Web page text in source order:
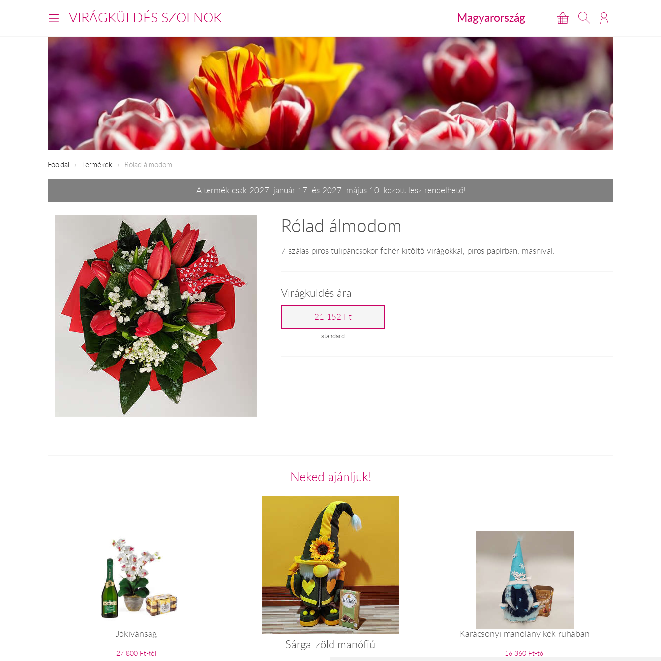
VIRÁGKÜLDÉS SZOLNOK Magyarország
Főoldal Termékek Rólad álmodom
A termék csak 2027. január 17. és 2027. május 10. között lesz rendelhető!
Rólad álmodom
7 szálas piros tulipáncsokor fehér kitöltő virágokkal, piros papírban, masnival.
Virágküldés ára
21 152 Ft
standard
Neked ajánljuk!
Jókívánság
27 800 Ft-tól
Sárga-zöld manófiú
Karácsonyi manólány kék ruhában
16 360 Ft-tól